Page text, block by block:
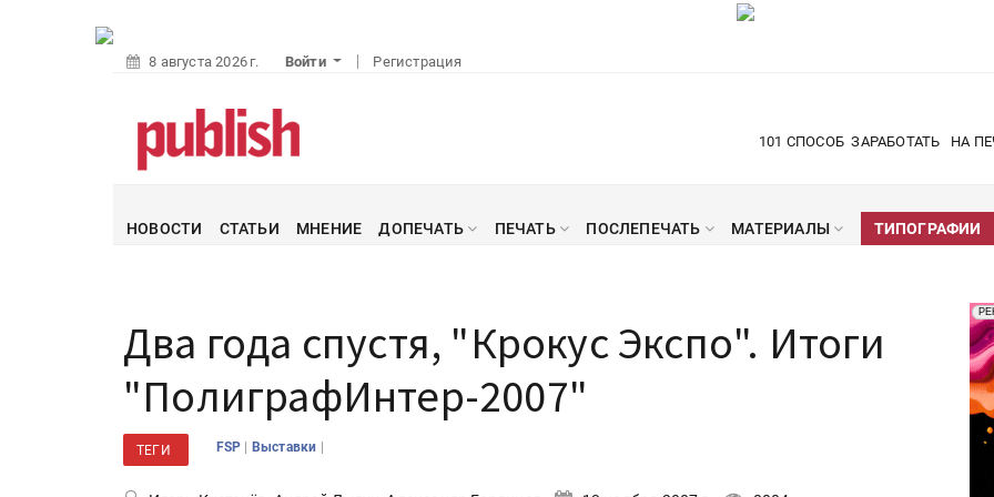
8 августа 2026 г. Войти Регистрация
101 СПОСОБ ЗАРАБОТАТЬ НА
НОВОСТИ СТАТЬИ МНЕНИЕ ДОПЕЧАТЬ ПЕЧАТЬ ПОСЛЕПЕЧАТЬ МАТЕРИАЛЫ ТИПОГРАФИИ
Два года спустя, "Крокус Экспо". Итоги
"ПолиграфИнтер-2007"
ТЕГИ FSP | Выставки |